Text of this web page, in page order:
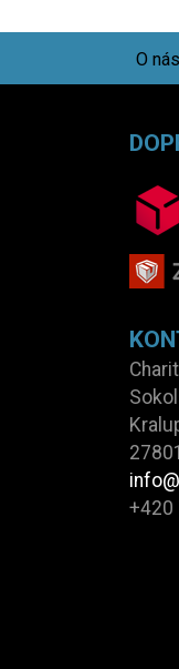
O nás
27801
+420